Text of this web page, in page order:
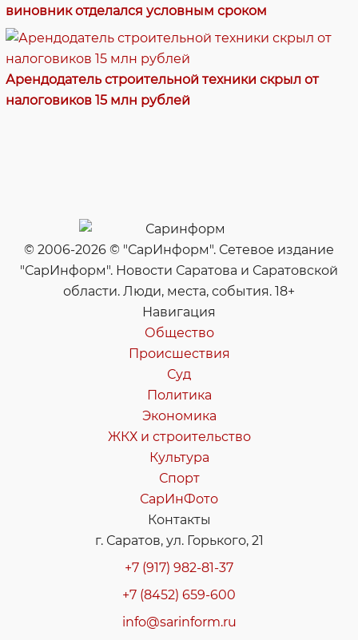
виновник отделался условным сроком
Арендодатель строительной техники скрыл от
налоговиков 15 млн рублей
© 2006-2026 © "СарИнформ". Сетевое издание
"СарИнформ". Новости Саратова и Саратовской
области. Люди, места, события. 18+
Навигация
Общество
Происшествия
Суд
Политика
Экономика
ЖКХ и строительство
Культура
Спорт
СарИнФото
Контакты
г. Саратов, ул. Горького, 21
+7 (917) 982-81-37
+7 (8452) 659-600
info@sarinform.ru